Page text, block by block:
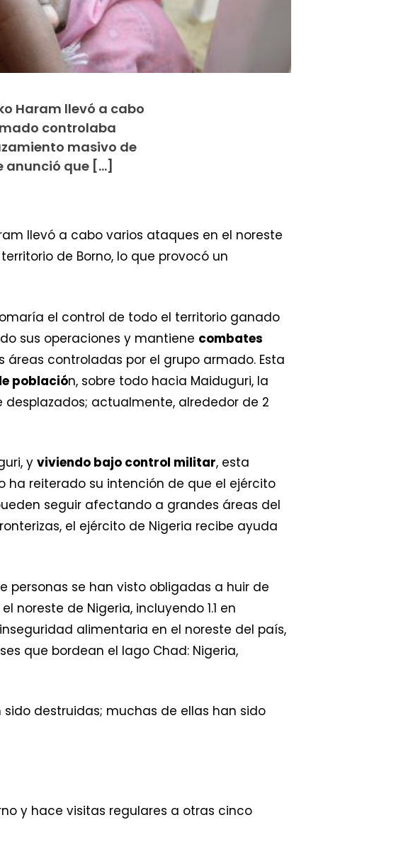
Haram llevó a cabo
controlaba
masivo de
anunció que […]
llevó a cabo varios ataques en el noreste
de Borno, lo que provocó un
el control de todo el territorio ganado
sus operaciones y mantiene combates
áreas controladas por el grupo armado. Esta
población, sobre todo hacia Maiduguri, la
actualmente, alrededor de 2
y viviendo bajo control militar, esta
ha reiterado su intención de que el ejército
seguir afectando a grandes áreas del
el ejército de Nigeria recibe ayuda
personas se han visto obligadas a huir de
noreste de Nigeria, incluyendo 1.1 en
alimentaria en el noreste del país,
que bordean el lago Chad: Nigeria,
destruidas; muchas de ellas han sido
y hace visitas regulares a otras cinco